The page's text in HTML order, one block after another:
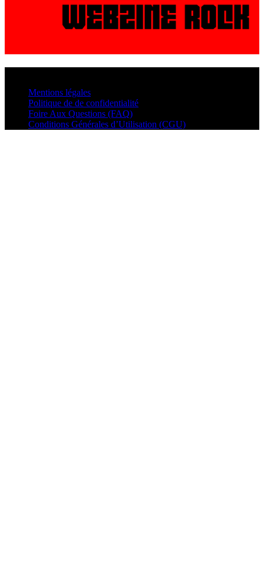
Mentions légales
Politique de de confidentialité
Foire Aux Questions (FAQ)
Conditions Générales d’Utilisation (CGU)